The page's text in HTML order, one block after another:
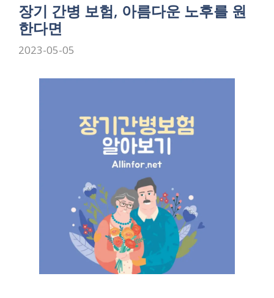
장기 간병 보험, 아름다운 노후를 원
한다면
2023-05-05